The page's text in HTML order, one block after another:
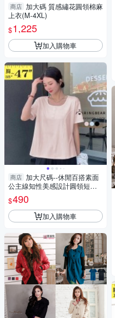
商店 加大碼 質感繡花圓領棉麻
上衣(M-4XL)
$1,225
加入購物車
商店 加大尺碼--休閒百搭素面
公主線知性美感設計圓領短袖
上衣(黑.粉.藍L-3L)-U799眼圈
熊中大尺碼
$490
加入購物車